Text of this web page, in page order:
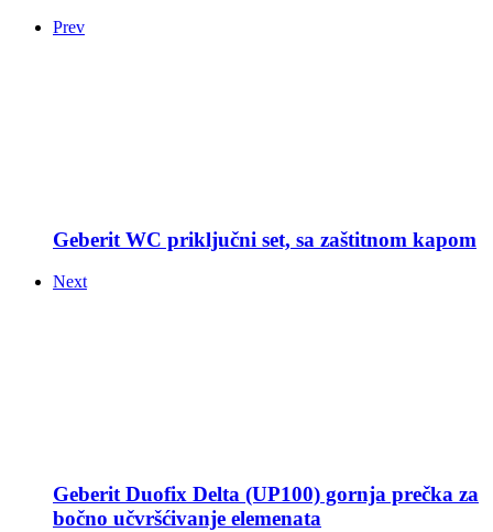
Prev
Geberit WC priključni set, sa zaštitnom kapom
Next
Geberit Duofix Delta (UP100) gornja prečka za
bočno učvršćivanje elemenata